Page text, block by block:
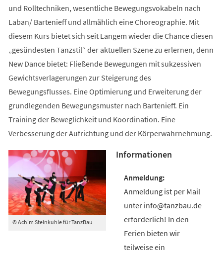
und Rolltechniken, wesentliche Bewegungsvokabeln nach
Laban/ Bartenieff und allmählich eine Choreographie. Mit
diesem Kurs bietet sich seit Langem wieder die Chance diesen
„gesündesten Tanzstil“ der aktuellen Szene zu erlernen, denn
New Dance bietet: Fließende Bewegungen mit sukzessiven
Gewichtsverlagerungen zur Steigerung des
Bewegungsflusses. Eine Optimierung und Erweiterung der
grundlegenden Bewegungsmuster nach Bartenieff. Ein
Training der Beweglichkeit und Koordination. Eine
Verbesserung der Aufrichtung und der Körperwahrnehmung.
© Achim Steinkuhle für TanzBau
Informationen
Anmeldung ist per Mail
unter info@tanzbau.de
erforderlich! In den
Ferien bieten wir
teilweise ein